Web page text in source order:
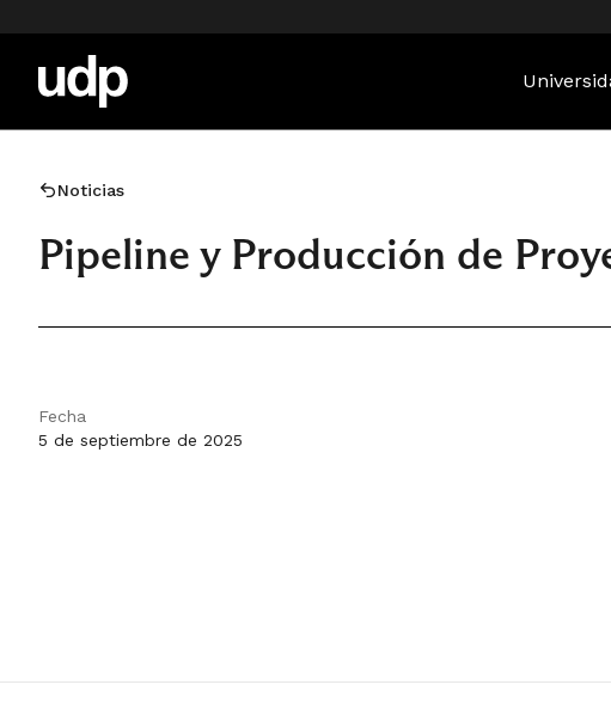
Noticias
Pipeline y Producción de
Fecha
5 de septiembre de 2025